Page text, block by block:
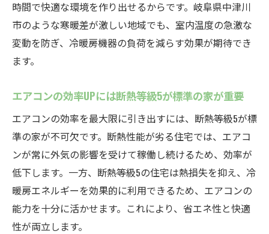
断熱等級5が標準の家の光熱費削減体験を解
説
断熱等級5が標準の家で生活コストを比較す
介
省エネ基準に備える家づくりで得られる安心
断熱等級5が標準の家が省エネ基準対応で安
心
断熱等級5が標準の家で将来も快適な暮らし
を実現
断熱等級5が標準の家は省エネ義務化にも強
時間で快適な環境を作り出せるからです。岐阜県中津川
市のような寒暖差が激しい地域でも、室内温度の急激な
変動を防ぎ、冷暖房機器の負荷を減らす効果が期待でき
ます。
エアコンの効率UPには断熱等級5が標準の家が重要
エアコンの効率を最大限に引き出すには、断熱等級5が標
準の家が不可欠です。断熱性能が劣る住宅では、エアコ
ンが常に外気の影響を受けて稼働し続けるため、効率が
低下します。一方、断熱等級5の住宅は熱損失を抑え、冷
暖房エネルギーを効果的に利用できるため、エアコンの
能力を十分に活かせます。これにより、省エネ性と快適
性が両立します。